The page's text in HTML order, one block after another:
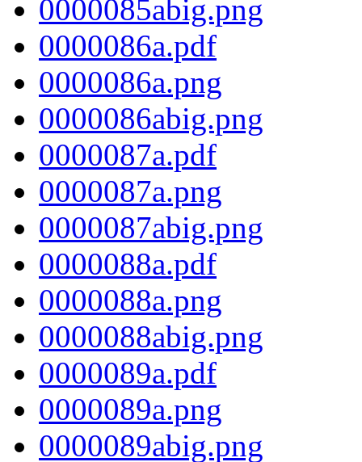
0000085abig.png
0000086a.pdf
0000086a.png
0000086abig.png
0000087a.pdf
0000087a.png
0000087abig.png
0000088a.pdf
0000088a.png
0000088abig.png
0000089a.pdf
0000089a.png
0000089abig.png